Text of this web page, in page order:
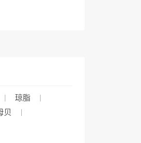
琼脂
贝